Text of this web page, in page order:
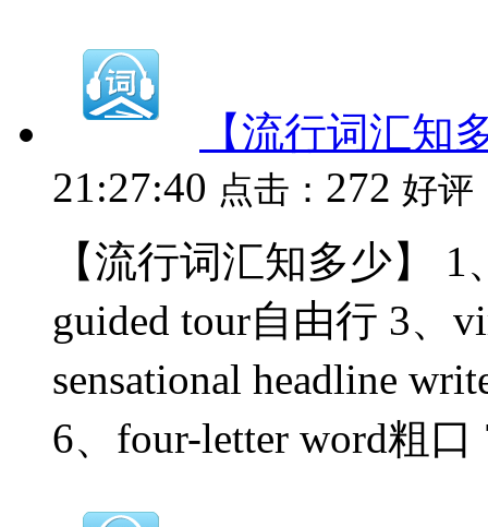
【流行词汇知
21:27:40 点击： 272 好评
【流行词汇知多少】 1
guided tour自由行 3、
sensational headline
6、four-letter word粗